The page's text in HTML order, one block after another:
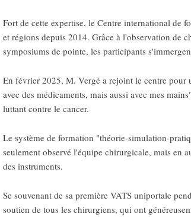
Fort de cette expertise, le Centre international de
et régions depuis 2014. Grâce à l'observation de
symposiums de pointe, les participants
En février 2025, M. Vergé a rejoint le centre pour
avec des médicaments, mais aussi avec mes
luttant contre le cancer.
Le système de formation "théorie-simulation-
seulement observé l'équipe chirurgicale, mais en
des instruments.
Se souvenant de sa première VATS uniportale
soutien de tous les chirurgiens, qui ont